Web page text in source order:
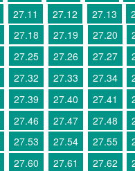
27.11 27.12 27.13
27.18 27.19 27.20
27.25 27.26 27.27
27.32 27.33 27.34
27.39 27.40 27.41
27.46 27.47 27.48
27.53 27.54 27.55
27.60 27.61 27.62